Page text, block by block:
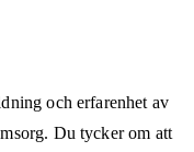
och erfarenhet av
Du tycker om att